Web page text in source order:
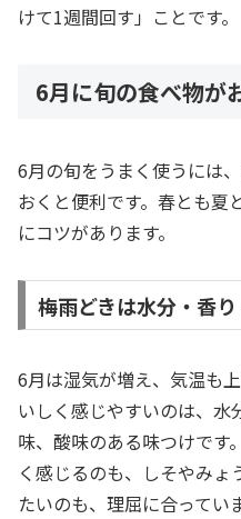
けて1週間回す」ことです。
6月に旬の食べ物が
6月の旬をうまく使うには
おくと便利です。春とも夏
にコツがあります。
梅雨どきは水分・香
6月は湿気が増え、気温も
いしく感じやすいのは、
味、酸味のある味つけです
く感じるのも、しそやみ
たいのも、理屈に合ってい